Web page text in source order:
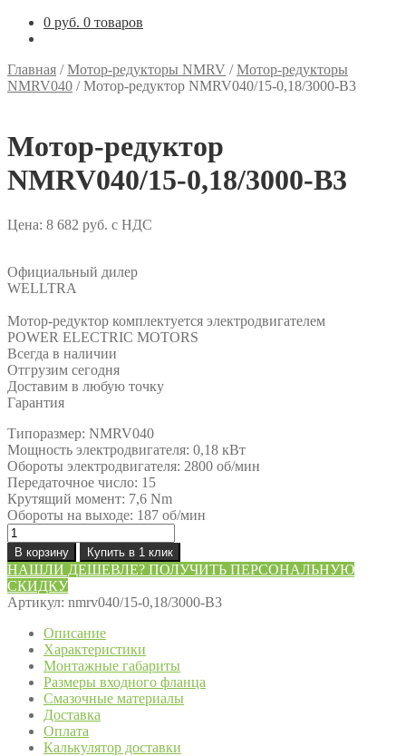
0 руб. 0 товаров
Главная /Мотор-редукторы NMRV /Мотор-редукторы
NMRV040 /Мотор-редуктор NMRV040/15-0,18/3000-B3
Мотор-редуктор
NMRV040/15-0,18/3000-B3
Цена: 8 682 руб. с НДС
Официальный дилер
WELLTRA
Мотор-редуктор комплектуется электродвигателем
POWER ELECTRIC MOTORS
Всегда в наличии
Отгрузим сегодня
Доставим в любую точку
Гарантия
Типоразмер: NMRV040
Мощность электродвигателя: 0,18 кВт
Обороты электродвигателя: 2800 об/мин
Передаточное число: 15
Крутящий момент: 7,6 Nm
Обороты на выходе: 187 об/мин
Количество
товара
Мотор-
редуктор
NMRV040/15-
0,18/3000-
В корзину Купить в 1 клик
НАШЛИ ДЕШЕВЛЕ? ПОЛУЧИТЬ ПЕРСОНАЛЬНУЮ
СКИДКУ
Артикул: nmrv040/15-0,18/3000-B3
Описание
Характеристики
Монтажные габариты
Размеры входного фланца
Смазочные материалы
Доставка
Оплата
Калькулятор доставки